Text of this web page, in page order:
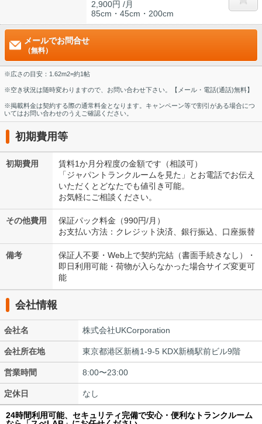
2,900円 /月
85cm・45cm・200cm
メールでお問合せ
（無料）
※広さの目安：1.62m2=約1帖
※空き状況は随時変わりますので、お問い合わせ下さい。【メール・電話(通話)無料】
※掲載料金は契約する際の通常料金となります。キャンペーン等で割引がある場合につ
いてはお問い合わせのうえご確認ください。
初期費用等
初期費用
賃料1か月分程度の金額です（相談可）
「ジャパントランクルームを見た」とお電話でお伝え
いただくとどなたでも値引き可能。
お気軽にご相談ください。
その他費用
保証パック料金（990円/月）
お支払い方法：クレジット決済、銀行振込、口座振替
備考
保証人不要・Web上で契約完結（書面手続きなし）・
即日利用可能・荷物が入らなかった場合サイズ変更可
能
会社情報
会社名 株式会社UKCorporation
会社所在地 東京都港区新橋1-9-5 KDX新橋駅前ビル9階
営業時間 8:00〜23:00
定休日 なし
24時間利用可能、セキュリティ完備で安心・便利なトランクルーム